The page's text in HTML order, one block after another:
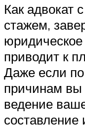
Как адвокат
стажем,
приводит к
Даже если
причинам вы
ведение
составление